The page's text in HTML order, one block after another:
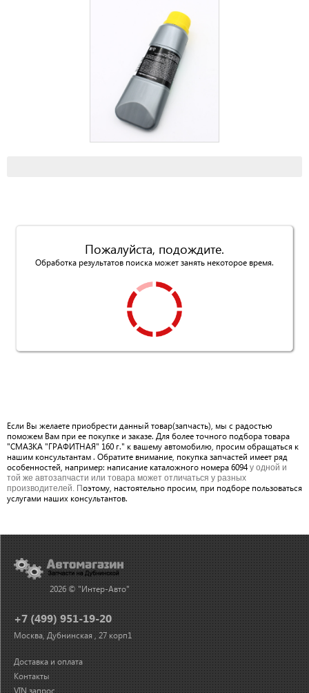
Пожалуйста, подождите.
Обработка результатов поиска может занять некоторое время.
Если Вы желаете приобрести данный товар(запчасть), мы с радостью
поможем Вам при ее покупке и заказе. Для более точного подбора товара
"СМАЗКА "ГРАФИТНАЯ" 160 г." к вашему автомобилю, просим обращаться к
нашим консультантам . Обратите внимание, покупка запчастей имеет ряд
особенностей, например: написание каталожного номера 6094 у одной и
той же автозапчасти или товара может отличаться у разных
производителей. Поэтому, настоятельно просим, при подборе пользоваться
услугами наших консультантов.
2026 © "Интер-Авто"
+7 (499) 951-19-20
Москва, Дубнинская , 27 корп1
Доставка и оплата
Контакты
VIN запрос